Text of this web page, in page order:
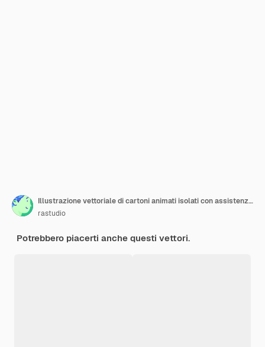
Illustrazione vettoriale di cartoni animati isolati con assistenza per l'installazione
rastudio
Potrebbero piacerti anche questi vettori.